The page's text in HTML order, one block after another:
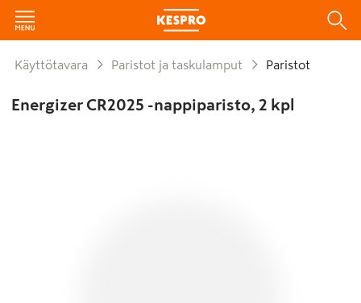
Käyttötavara Paristot ja taskulamput Paristot
Energizer CR2025 -nappiparisto, 2 kpl